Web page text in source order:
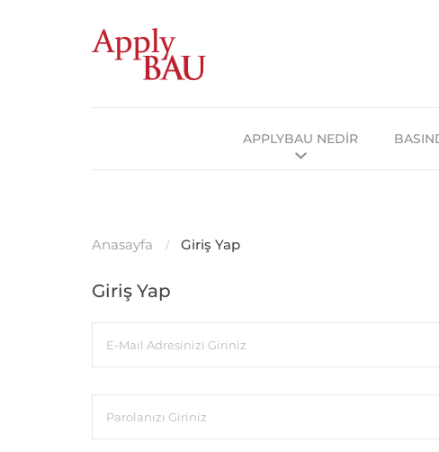
APPLYBAU NEDİR
Anasayfa Giriş Yap
Giriş Yap